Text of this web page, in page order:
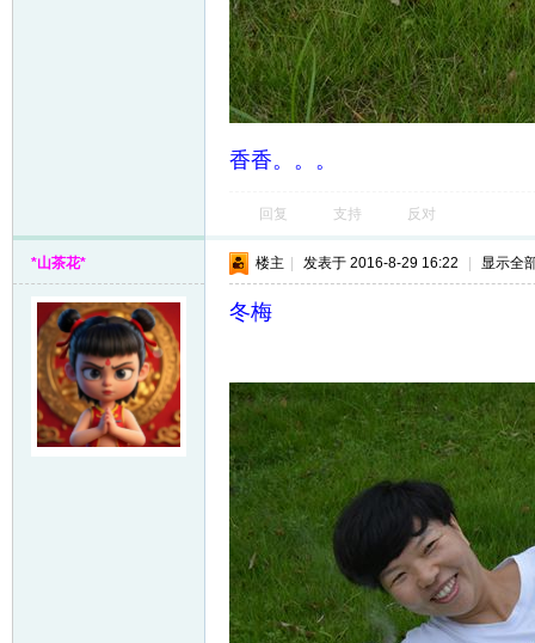
香香。。。
回复 支持 反对
*山茶花* 楼主 发表于 2016-8-29 16:22 显示全
冬梅